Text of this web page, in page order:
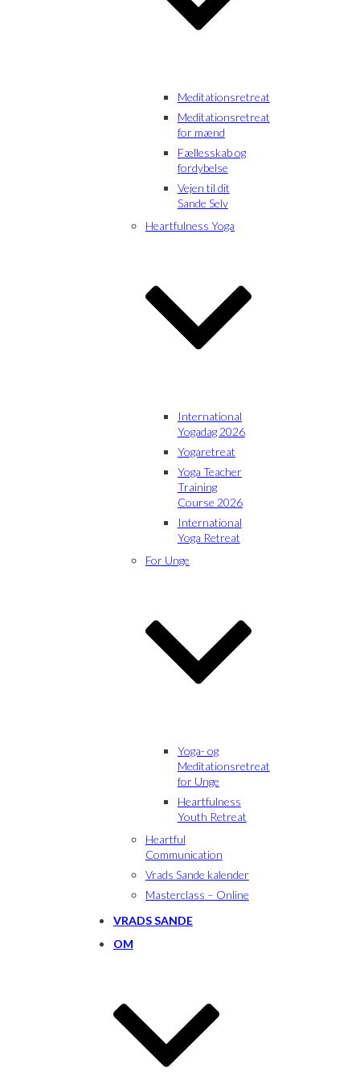
Meditationsretreat
Meditationsretreat
for mænd
Fællesskab og
fordybelse
Vejen til dit
Sande Selv
Heartfulness Yoga
International
Yogadag 2026
Yogaretreat
Yoga Teacher
Training
Course 2026
International
Yoga Retreat
For Unge
Yoga- og
Meditationsretreat
for Unge
Heartfulness
Youth Retreat
Heartful
Communication
Vrads Sande kalender
Masterclass – Online
VRADS SANDE
OM